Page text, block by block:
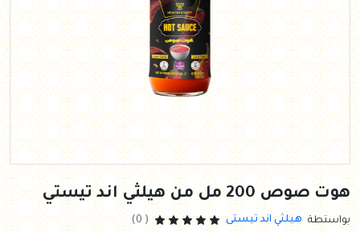
هوت صوص 200 مل من هيلثي اند تيستي
بواستطة هيلثي اند تيستى ( 0)